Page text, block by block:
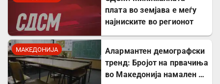
плата во земјава е меѓу
најниските во регионот
МАКЕДОНИЈА
Алармантен демографски
тренд: Бројот на првачиња
во Македонија намален за